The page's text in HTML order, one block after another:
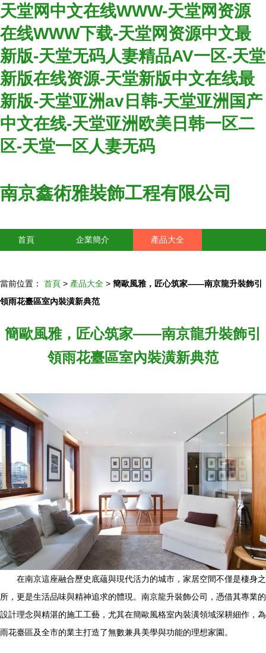
天堂网中文在线WWW-天堂网资源
在线WWW下载-天堂网资源中文最
新版-天堂无码人妻精品AV一区-天堂
新版在线资源-天堂新版中文在线最
新版-天堂亚洲av日韩-天堂亚洲国产
中文在线-天堂亚洲欧美日韩一区二
区-天堂一区人妻无码
南京鑫術雅裝飾工程有限公司
首頁 企業簡介 產品大全
當前位置： 首頁 > 產品大全 > 簡歐風雅，匠心筑家——南京龍升裝飾引
領雨花臺區室內裝潢新典范
簡歐風雅，匠心筑家——南京龍升裝飾引
領雨花臺區室內裝潢新典范
在南京這座融合歷史底蘊與現代活力的城市，家居空間不僅是棲身之
所，更是生活品味與精神追求的體現。南京龍升裝飾公司，憑借其專業的
設計理念與精湛的施工工藝，尤其在簡歐風格室內裝潢領域深耕細作，為
雨花臺區及全市的業主打造了無數兼具美學與功能的理想家園。